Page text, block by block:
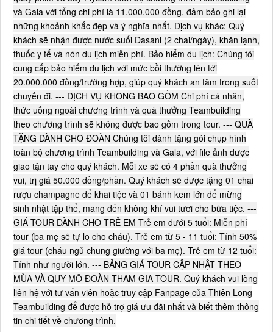
và Gala với tổng chi phí là 11.000.000 đồng, đảm bảo ghi lại
những khoảnh khắc đẹp và ý nghĩa nhất. Dịch vụ khác: Quý
khách sẽ nhận được nước suối Dasani (2 chai/ngày), khăn lạnh,
thuốc y tế và nón du lịch miễn phí. Bảo hiểm du lịch: Chúng tôi
cung cấp bảo hiểm du lịch với mức bồi thường lên tới
20.000.000 đồng/trường hợp, giúp quý khách an tâm trong suốt
chuyến đi. --- DỊCH VỤ KHÔNG BAO GỒM Chi phí cá nhân,
thức uống ngoài chương trình và quà thưởng Teambuilding
theo chương trình sẽ không được bao gồm trong tour. --- QUÀ
TẶNG DÀNH CHO ĐOÀN Chúng tôi dành tặng gói chụp hình
toàn bộ chương trình Teambuilding và Gala, với file ảnh được
giao tận tay cho quý khách. Mỗi xe sẽ có 4 phần quà thưởng
vui, trị giá 50.000 đồng/phần. Quý khách sẽ được tặng 01 chai
rượu champagne để khai tiệc và 01 bánh kem lớn để mừng
sinh nhật tập thể, mang đến không khí vui tươi cho bữa tiệc. ---
GIÁ TOUR DÀNH CHO TRẺ EM Trẻ em dưới 5 tuổi: Miễn phí
tour (ba mẹ sẽ tự lo cho cháu). Trẻ em từ 5 - 11 tuổi: Tính 50%
giá tour (cháu ngủ chung giường với ba mẹ). Trẻ em từ 12 tuổi:
Tính như người lớn. --- BẢNG GIÁ TOUR CẬP NHẬT THEO
MÙA VÀ QUY MÔ ĐOÀN THAM GIA TOUR. Quý khách vui lòng
liên hệ với tư vấn viên hoặc truy cập Fanpage của Thiên Long
Teambuilding để được hỗ trợ giá ưu đãi nhất và biết thêm thông
tin chi tiết về chương trình.